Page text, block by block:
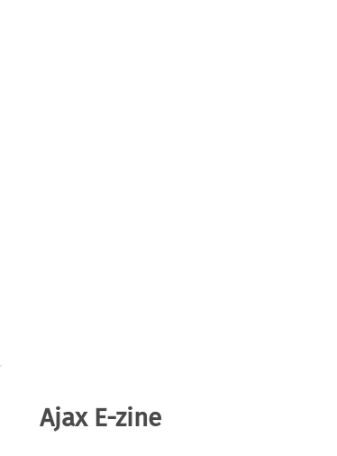
Ajax E-zine